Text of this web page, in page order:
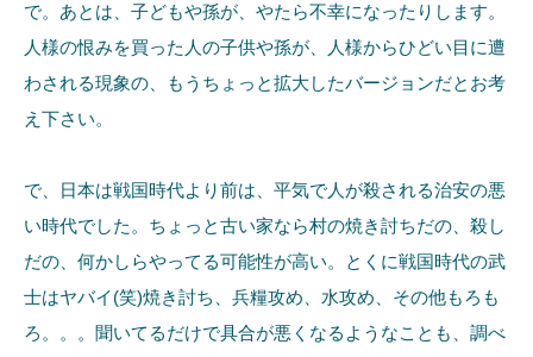
で。あとは、子どもや孫が、やたら不幸になったりします。
人様の恨みを買った人の子供や孫が、人様からひどい目に遭
わされる現象の、もうちょっと拡大したバージョンだとお考
え下さい。
で、日本は戦国時代より前は、平気で人が殺される治安の悪
い時代でした。ちょっと古い家なら村の焼き討ちだの、殺し
だの、何かしらやってる可能性が高い。とくに戦国時代の武
士はヤバイ(笑)焼き討ち、兵糧攻め、水攻め、その他もろも
ろ。。。聞いてるだけで具合が悪くなるようなことも、調べ